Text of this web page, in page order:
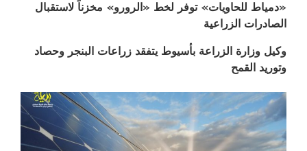
«دمياط للحاويات» توفر لخط «الرورو» مخزناً لاستقبال
الصادرات الزراعية
وكيل وزارة الزراعة بأسيوط يتفقد زراعات البنجر وحصاد
وتوريد القمح